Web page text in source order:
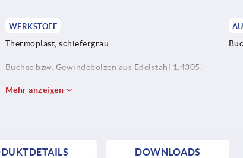
WERKSTOFF
Thermoplast, schiefergrau.
Buchse bzw. Gewindebolzen aus Edelstahl 1.4305.
Mehr anzeigen
DOWNLOADS